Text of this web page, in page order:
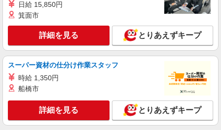
時給：1,400円〜 月収例：240,000円（時給
兵庫県三木市 勤務地詳細：三木市 通勤方法：
徒歩/車/自転車/バス/電車/バイク 最寄り駅：新三
田駅から車13分 ※構内の（無料）駐車場利用OK
※最寄りバス停から徒歩15分
キープ
正社員
UTエージェント株式会社 AGT関西第二CU AGT小野エリア SO志染CL
《JPMK1C》
原材料投入・製品チェック・機材洗浄
時給：1,480円〜 月収例：314,000円（時給
日給 15,850円
箕面市
詳細を見る とりあえずキープ
スーパー資材の仕分け作業スタッフ
時給 1,350円
船橋市
詳細を見る とりあえずキープ